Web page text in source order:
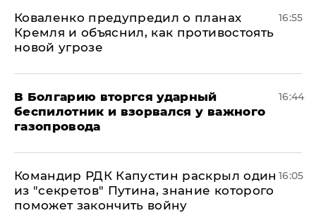
Коваленко предупредил о планах
Кремля и объяснил, как противостоять
новой угрозе
16:55
В Болгарию вторгся ударный
беспилотник и взорвался у важного
газопровода
16:44
Командир РДК Капустин раскрыл один
из "секретов" Путина, знание которого
поможет закончить войну
16:05